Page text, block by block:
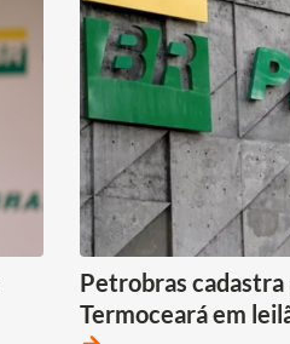
Petrobras
Termoceará em